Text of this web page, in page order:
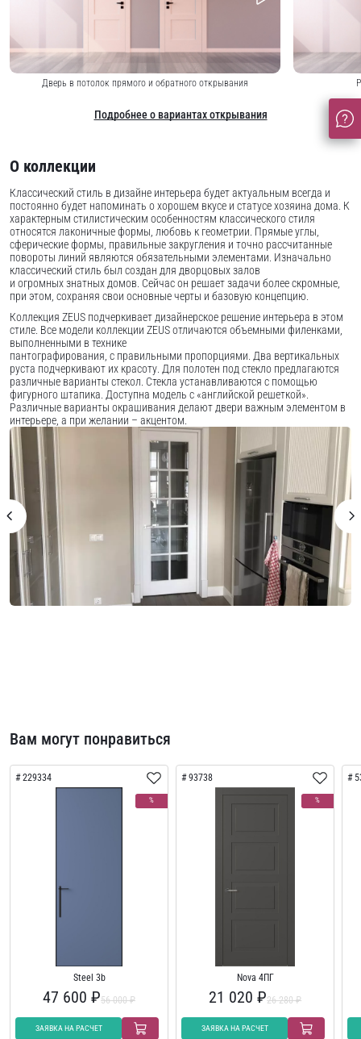
Дверь в потолок прямого и обратного открывания
Подробнее о вариантах открывания
О коллекции
Классический стиль в дизайне интерьера будет актуальным всегда и
постоянно будет напоминать о хорошем вкусе и статусе хозяина дома. К
характерным стилистическим особенностям классического стиля
относятся лаконичные формы, любовь к геометрии. Прямые углы,
сферические формы, правильные закругления и точно рассчитанные
повороты линий являются обязательными элементами. Изначально
классический стиль был создан для дворцовых залов
и огромных знатных домов. Сейчас он решает задачи более скромные,
при этом, сохраняя свои основные черты и базовую концепцию.
Коллекция ZEUS подчеркивает дизайнерское решение интерьера в этом
стиле. Все модели коллекции ZEUS отличаются объемными филенками,
выполненными в технике
пантографирования, с правильными пропорциями. Два вертикальных
руста подчеркивают их красоту. Для полотен под стекло предлагаются
различные варианты стекол. Стекла устанавливаются с помощью
фигурного штапика. Доступна модель с «английской решеткой».
Различные варианты окрашивания делают двери важным элементом в
интерьере, а при желании – акцентом.
Вам могут понравиться
229334
%
Steel 3b
47 600 ₽56 000 ₽
ЗАЯВКА НА РАСЧЕТ
93738
%
Nova 4ПГ
21 020 ₽26 280 ₽
ЗАЯВКА НА РАСЧЕТ